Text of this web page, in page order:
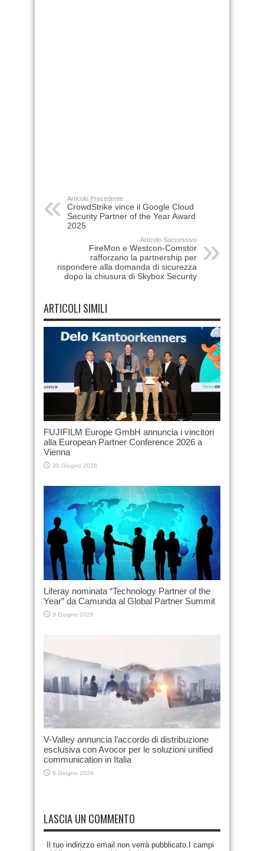
Articolo Precedente
CrowdStrike vince il Google Cloud
Security Partner of the Year Award
2025
Articolo Successivo
FireMon e Westcon-Comstor
rafforzano la partnership per
rispondere alla domanda di sicurezza
dopo la chiusura di Skybox Security
ARTICOLI SIMILI
FUJIFILM Europe GmbH annuncia i vincitori
alla European Partner Conference 2026 a
Vienna
30 Giugno 2026
Liferay nominata “Technology Partner of the
Year” da Camunda al Global Partner Summit
9 Giugno 2026
V-Valley annuncia l’accordo di distribuzione
esclusiva con Avocor per le soluzioni unified
communication in Italia
9 Giugno 2026
LASCIA UN COMMENTO
Il tuo indirizzo email non verrà pubblicato.I campi